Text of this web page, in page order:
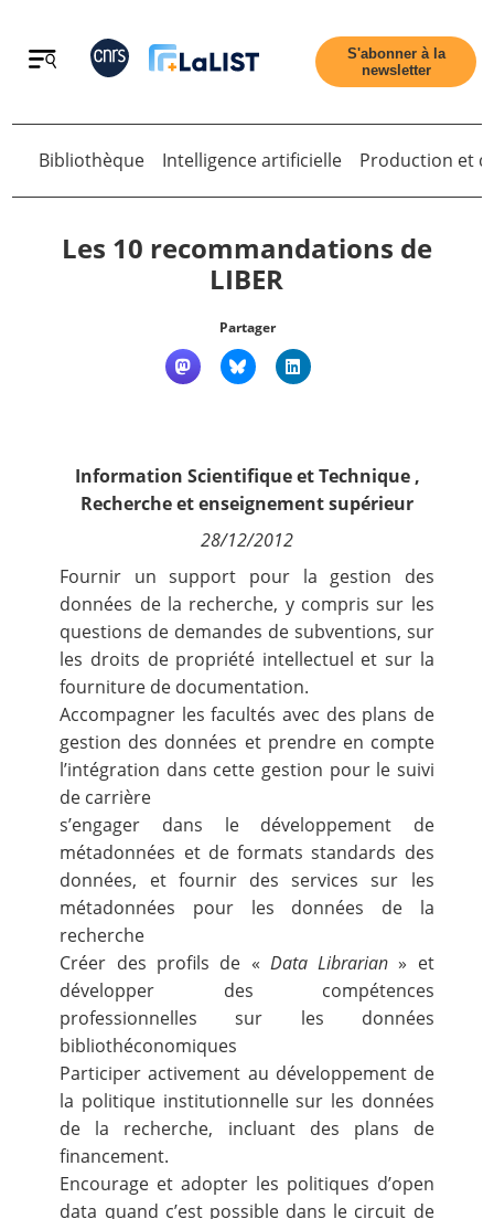
Retour
Contact
Nous suivre
S'abonner à la
newsletter
Bibliothèque Intelligence artificielle Production et
Les 10 recommandations de
LIBER
Partager
Information Scientifique et Technique,
Recherche et enseignement supérieur
28/12/2012
Fournir un support pour la gestion des
données de la recherche, y compris sur les
questions de demandes de subventions, sur
les droits de propriété intellectuel et sur la
fourniture de documentation.
Accompagner les facultés avec des plans de
gestion des données et prendre en compte
l’intégration dans cette gestion pour le suivi
de carrière
s’engager dans le développement de
métadonnées et de formats standards des
données, et fournir des services sur les
métadonnées pour les données de la
recherche
Créer des profils de « Data Librarian » et
développer des compétences
professionnelles sur les données
bibliothéconomiques
Participer activement au développement de
la politique institutionnelle sur les données
de la recherche, incluant des plans de
financement.
Encourage et adopter les politiques d’open
data quand c’est possible dans le circuit de